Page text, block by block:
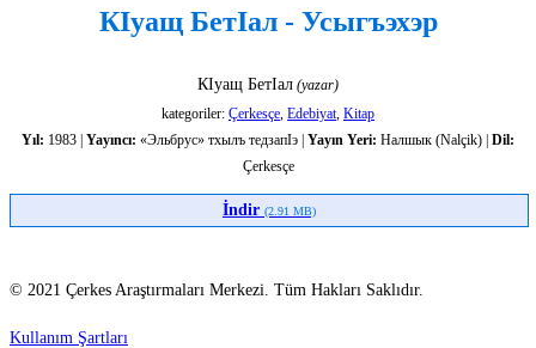
КIуащ БетIал - Усыгъэхэр
КIуащ БетIал (yazar)
kategoriler: Çerkesçe, Edebiyat, Kitap
Yıl: 1983 | Yayıncı: «Эльбрус» тхылъ тедзапIэ | Yayın Yeri: Налшык (Nalçik) | Dil:
Çerkesçe
İndir (2.91 MB)
© 2021 Çerkes Araştırmaları Merkezi. Tüm Hakları Saklıdır.
Kullanım Şartları